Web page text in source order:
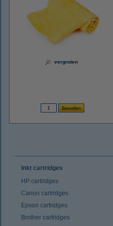
vergroten
Inkt cartridges
HP cartridges
Canon cartridges
Epson cartridges
Brother cartridges